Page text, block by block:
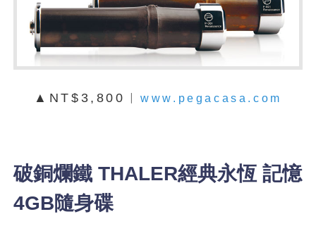
▲NT$3,800︱www.pegacasa.com
破銅爛鐵 THALER經典永恆 記憶
4GB隨身碟